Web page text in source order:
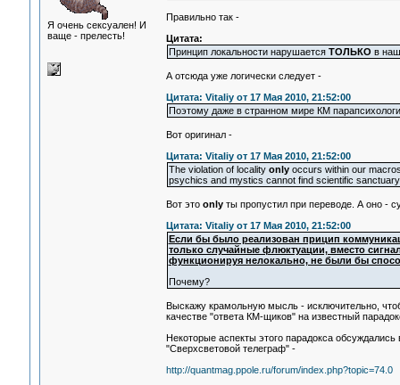
Я очень сексуален! И
ваще - прелесть!
Правильно так -
Цитата:
Принцип локальности нарушается ТОЛЬКО в
А отсюда уже логически следует -
Цитата: Vitaliy от 17 Мая 2010, 21:52:00
Поэтому даже в странном мире КМ
Вот оригинал -
Цитата: Vitaliy от 17 Мая 2010, 21:52:00
The violation of locality onlyoccurs within our
psychics and mystics cannot find scientific
Вот это onlyты пропустил при переводе. А оно -
Цитата: Vitaliy от 17 Мая 2010, 21:52:00
Если бы было реализован прицип
только случайные флюктуации, вместо
функционируя нелокально, не были бы
Почему?
Выскажу крамольную мысль - исключительно,
качестве "ответа КМ-щиков" на известный
Некоторые аспекты этого парадокса
"Сверхсветовой телеграф" -
http://quantmag.ppole.ru/forum/index.php?topic=74.0